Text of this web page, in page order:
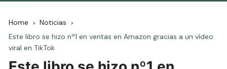
Home
Noticias
Este libro se hizo nº1 en ventas en Amazon gracias a un vídeo
viral en TikTok